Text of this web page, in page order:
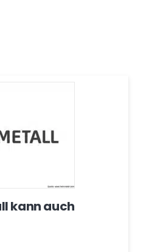
kann auch